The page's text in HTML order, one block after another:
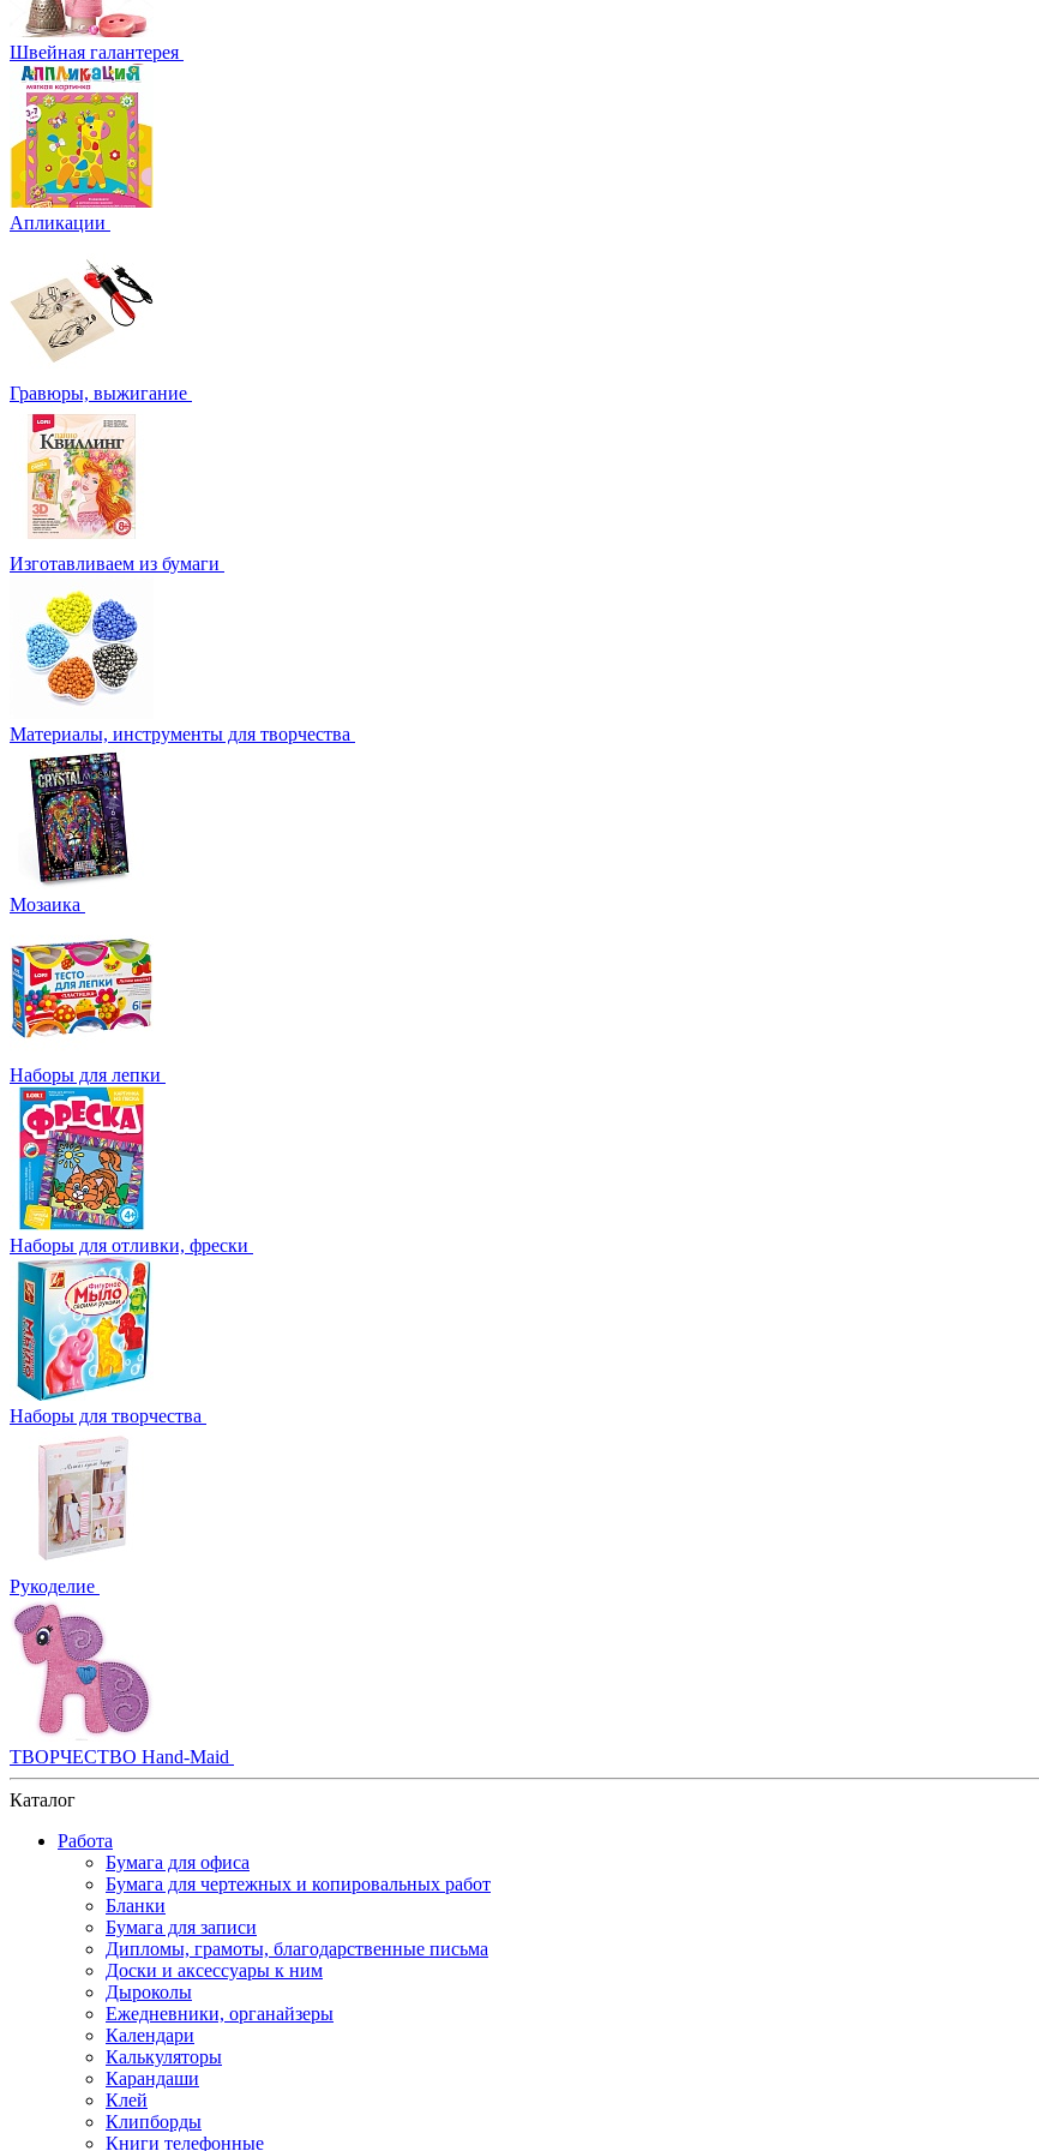
Швейная галантерея
Апликации
Гравюры, выжигание
Изготавливаем из бумаги
Материалы, инструменты для творчества
Мозаика
Наборы для лепки
Наборы для отливки, фрески
Наборы для творчества
Рукоделие
ТВОРЧЕСТВО Hand-Maid
Каталог
Работа
Бумага для офиса
Бумага для чертежных и копировальных работ
Бланки
Бумага для записи
Дипломы, грамоты, благодарственные письма
Доски и аксессуары к ним
Дыроколы
Ежедневники, органайзеры
Календари
Калькуляторы
Карандаши
Клей
Клипборды
Книги телефонные